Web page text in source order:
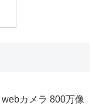
カメラ 800万像